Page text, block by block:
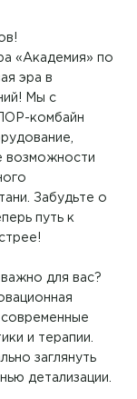
«Академия» по
эра в
Мы с
комбайн
возможности
Забудьте о
путь к
для вас?
и терапии.
заглянуть
детализации.